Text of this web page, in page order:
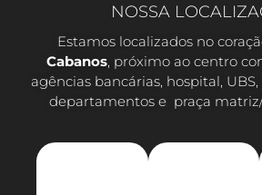
NOSSA
Estamos localizados no
Cabanos, próximo ao centro
agências bancárias, hospital,
departamentos e praça